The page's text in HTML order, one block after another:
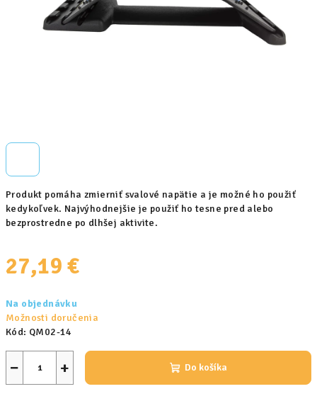
Produkt pomáha zmierniť svalové napätie a je možné ho použiť
kedykoľvek. Najvýhodnejšie je použiť ho tesne pred alebo
bezprostredne po dlhšej aktivite.
27,19 €
cena:
Na objednávku
Možnosti doručenia
Kód: QM02-14
+
− Do košíka